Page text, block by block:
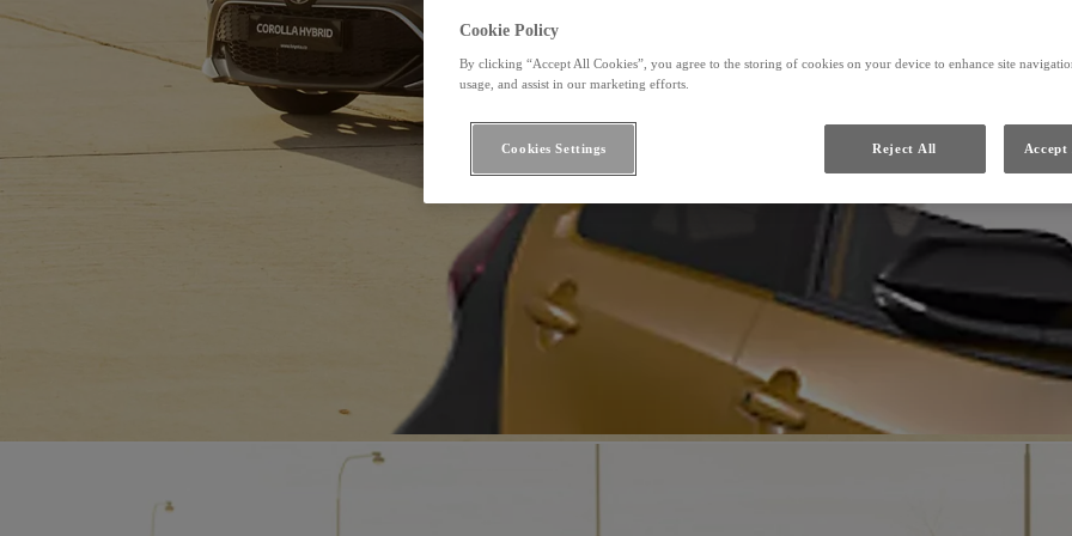
Cookie Policy
By clicking “Accept All Cookies”, you agree to the storing of cookies on your device to enhance site
usage, and assist in our marketing efforts.
Reject All Accept
Cookies Settings